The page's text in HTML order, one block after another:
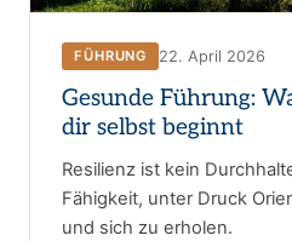
FÜHRUNG 22. April 2026
Gesunde Führung:
dir selbst beginnt
Resilienz ist kein
Fähigkeit, unter Druck
und sich zu erholen.